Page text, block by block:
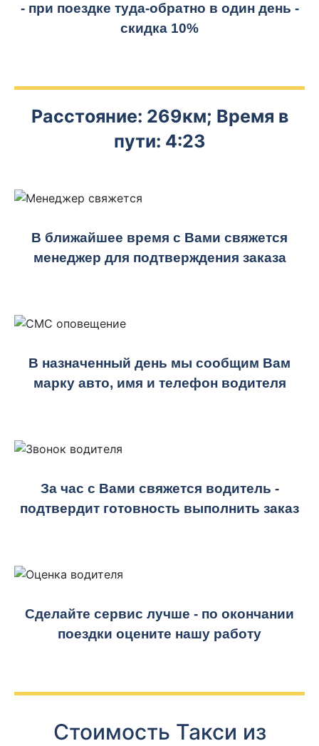
- при поездке туда-обратно в один день -
скидка 10%
Расстояние: 269км; Время в
пути: 4:23
В ближайшее время с Вами свяжется
менеджер для подтверждения заказа
В назначенный день мы сообщим Вам
марку авто, имя и телефон водителя
За час с Вами свяжется водитель -
подтвердит готовность выполнить заказ
Сделайте сервис лучше - по окончании
поездки оцените нашу работу
Стоимость Такси из